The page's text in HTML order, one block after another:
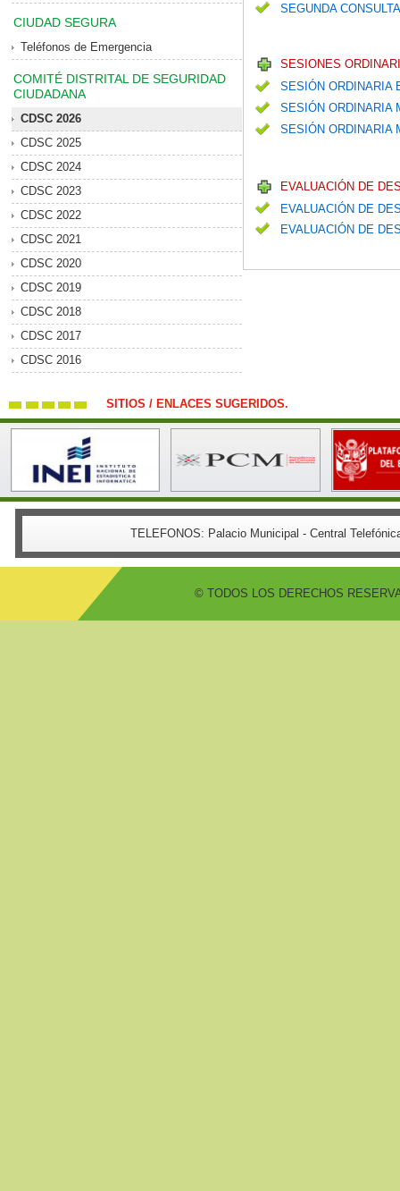
CIUDAD SEGURA
Teléfonos de Emergencia
COMITÉ DISTRITAL DE SEGURIDAD
CIUDADANA
CDSC 2026
CDSC 2025
CDSC 2024
CDSC 2023
CDSC 2022
CDSC 2021
CDSC 2020
CDSC 2019
CDSC 2018
CDSC 2017
CDSC 2016
SEGUNDA
SESIONES
SESIÓN ORDINARIA
SESIÓN ORDINARIA
SESIÓN ORDINARIA
EVALUACIÓN DE
EVALUACIÓN DE
EVALUACIÓN DE
SITIOS / ENLACES SUGERIDOS.
TELEFONOS: Palacio Municipal - Central
© TODOS LOS DERECHOS